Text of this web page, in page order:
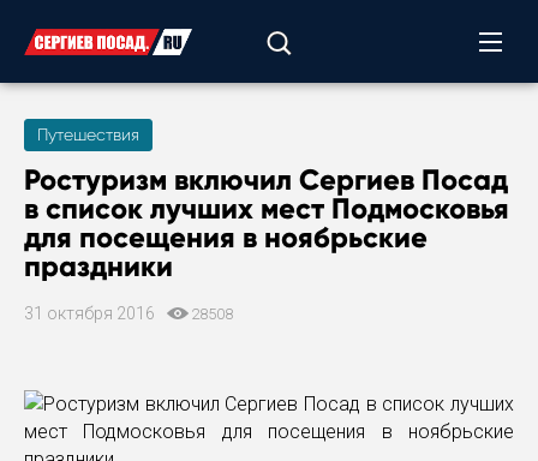
Путешествия
Ростуризм включил Сергиев Посад
в список лучших мест Подмосковья
для посещения в ноябрьские
праздники
31 октября 2016 28508